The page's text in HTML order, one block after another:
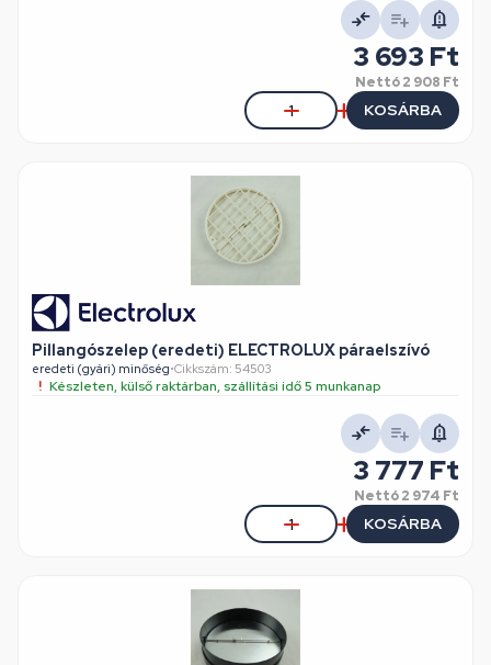
3 693 Ft
Nettó2 908 Ft
KOSÁRBA
Pillangószelep (eredeti) ELECTROLUX páraelszívó
eredeti (gyári) minőség•Cikkszám: 54503
Készleten, külső raktárban, szállítási idő 5 munkanap
3 777 Ft
Nettó2 974 Ft
KOSÁRBA